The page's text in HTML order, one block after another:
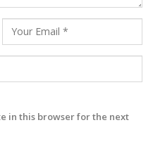
in this browser for the next